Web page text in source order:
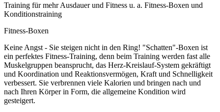
Training für mehr Ausdauer und Fitness u. a. Fitness-Boxen und
Konditionstraining
Fitness-Boxen
Keine Angst - Sie steigen nicht in den Ring! "Schatten"-Boxen ist
ein perfektes Fitness-Training, denn beim Training werden fast alle
Muskelgruppen beansprucht, das Herz-Kreislauf-System gekräftigt
und Koordination und Reaktionsvermögen, Kraft und Schnelligkeit
verbessert. Sie verbrennen viele Kalorien und bringen nach und
nach Ihren Körper in Form, die allgemeine Kondition wird
gesteigert.